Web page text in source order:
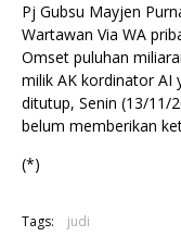
Pj Gubsu Mayjen
Wartawan Via WA
Omset puluhan
milik AK kordinator AI
ditutup, Senin (13/11/
belum memberikan
(*)
Tags: judi